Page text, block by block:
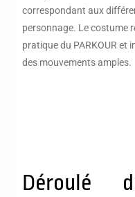
correspondant aux
personnage. Le costume
pratique du PARKOUR et
des mouvements amples.
Déroulé